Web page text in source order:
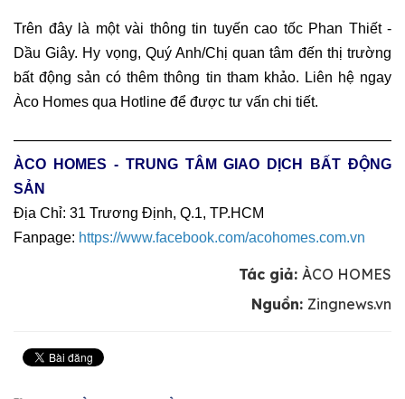
Trên đây là một vài thông tin tuyến cao tốc Phan Thiết -
Dầu Giây. Hy vọng, Quý Anh/Chị quan tâm đến thị trường
bất động sản có thêm thông tin tham khảo. Liên hệ ngay
Àco Homes qua Hotline để được tư vấn chi tiết.
———————————————————————————
ÀCO HOMES - TRUNG TÂM GIAO DỊCH BẤT ĐỘNG
SẢN
Địa Chỉ: 31 Trương Định, Q.1, TP.HCM
Fanpage: https://www.facebook.com/acohomes.com.vn
Tác giả: ÀCO HOMES
Nguồn: Zingnews.vn